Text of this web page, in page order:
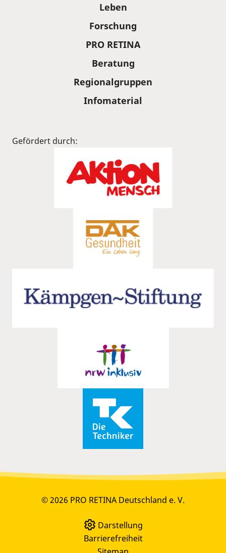
Leben
Forschung
PRO RETINA
Beratung
Regionalgruppen
Infomaterial
Gefördert durch:
© 2026 PRO RETINA Deutschland e. V.
Darstellung
Barrierefreiheit